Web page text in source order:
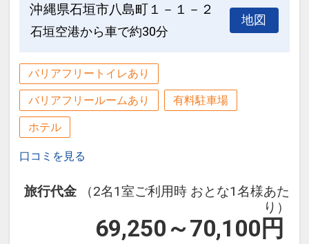
沖縄県石垣市八島町１－１－２
石垣空港から車で約30分
地図
バリアフリートイレあり
バリアフリールームあり 有料駐車場
ホテル
口コミを見る
旅行代金
（2名1室ご利用時 おとな1名様あた
り）
69,250～70,100 円